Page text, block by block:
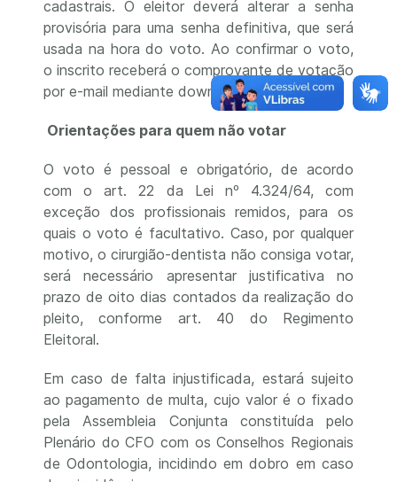
cadastrais. O eleitor deverá alterar a senha
provisória para uma senha definitiva, que será
usada na hora do voto. Ao confirmar o voto,
o inscrito receberá o comprovante de votação
por e-mail mediante download do arquivo.
Orientações para quem não votar
O voto é pessoal e obrigatório, de acordo
com o art. 22 da Lei nº 4.324/64, com
exceção dos profissionais remidos, para os
quais o voto é facultativo. Caso, por qualquer
motivo, o cirurgião-dentista não consiga votar,
será necessário apresentar justificativa no
prazo de oito dias contados da realização do
pleito, conforme art. 40 do Regimento
Eleitoral.
Em caso de falta injustificada, estará sujeito
ao pagamento de multa, cujo valor é o fixado
pela Assembleia Conjunta constituída pelo
Plenário do CFO com os Conselhos Regionais
de Odontologia, incidindo em dobro em caso